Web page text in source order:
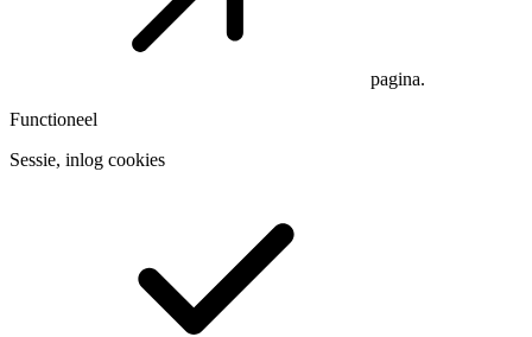
pagina.
Functioneel
Sessie, inlog cookies